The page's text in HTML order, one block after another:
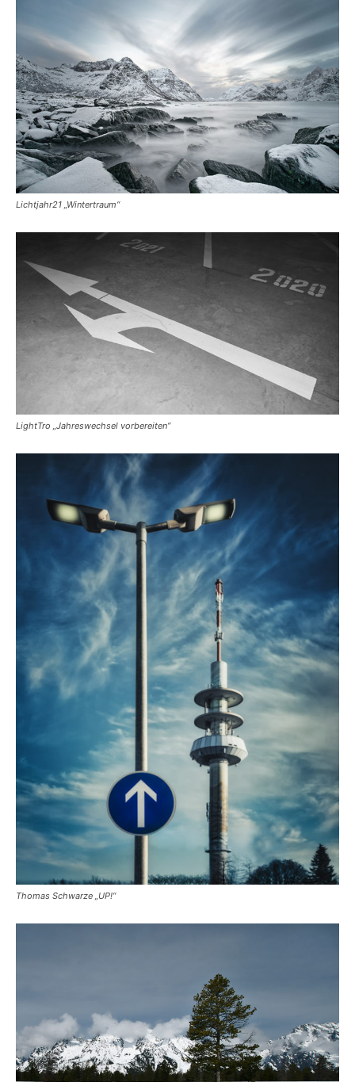
Lichtjahr21 „Wintertraum“
LightTro „Jahreswechsel vorbereiten“
Thomas Schwarze „UP!“